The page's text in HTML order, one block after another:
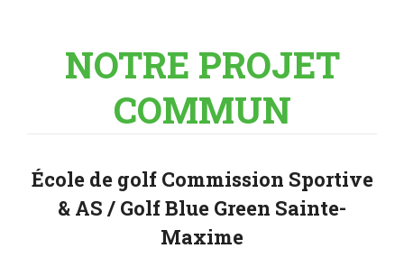
NOTRE PROJET
COMMUN
École de golf Commission Sportive
& AS / Golf Blue Green Sainte-
Maxime